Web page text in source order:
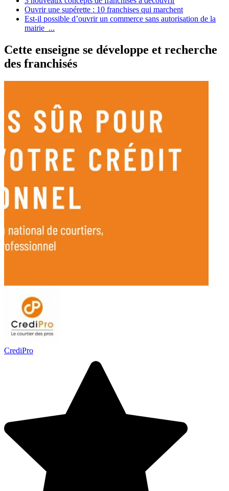
Ouvrir une supérette : 10 franchises qui marchent
Est-il possible d’ouvrir un commerce sans autorisation de la
mairie ...
Cette enseigne se développe et recherche
des franchisés
CrediPro